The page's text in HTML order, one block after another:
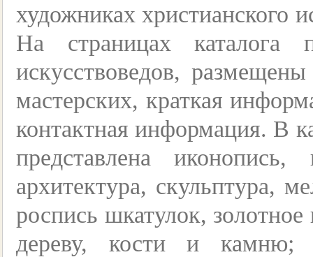
художниках христианского
На страницах каталога
искусствоведов,
мастерских, краткая
контактная информация. В
представлена
архитектура, скульптура,
роспись шкатулок,
дереву, кости и камню;